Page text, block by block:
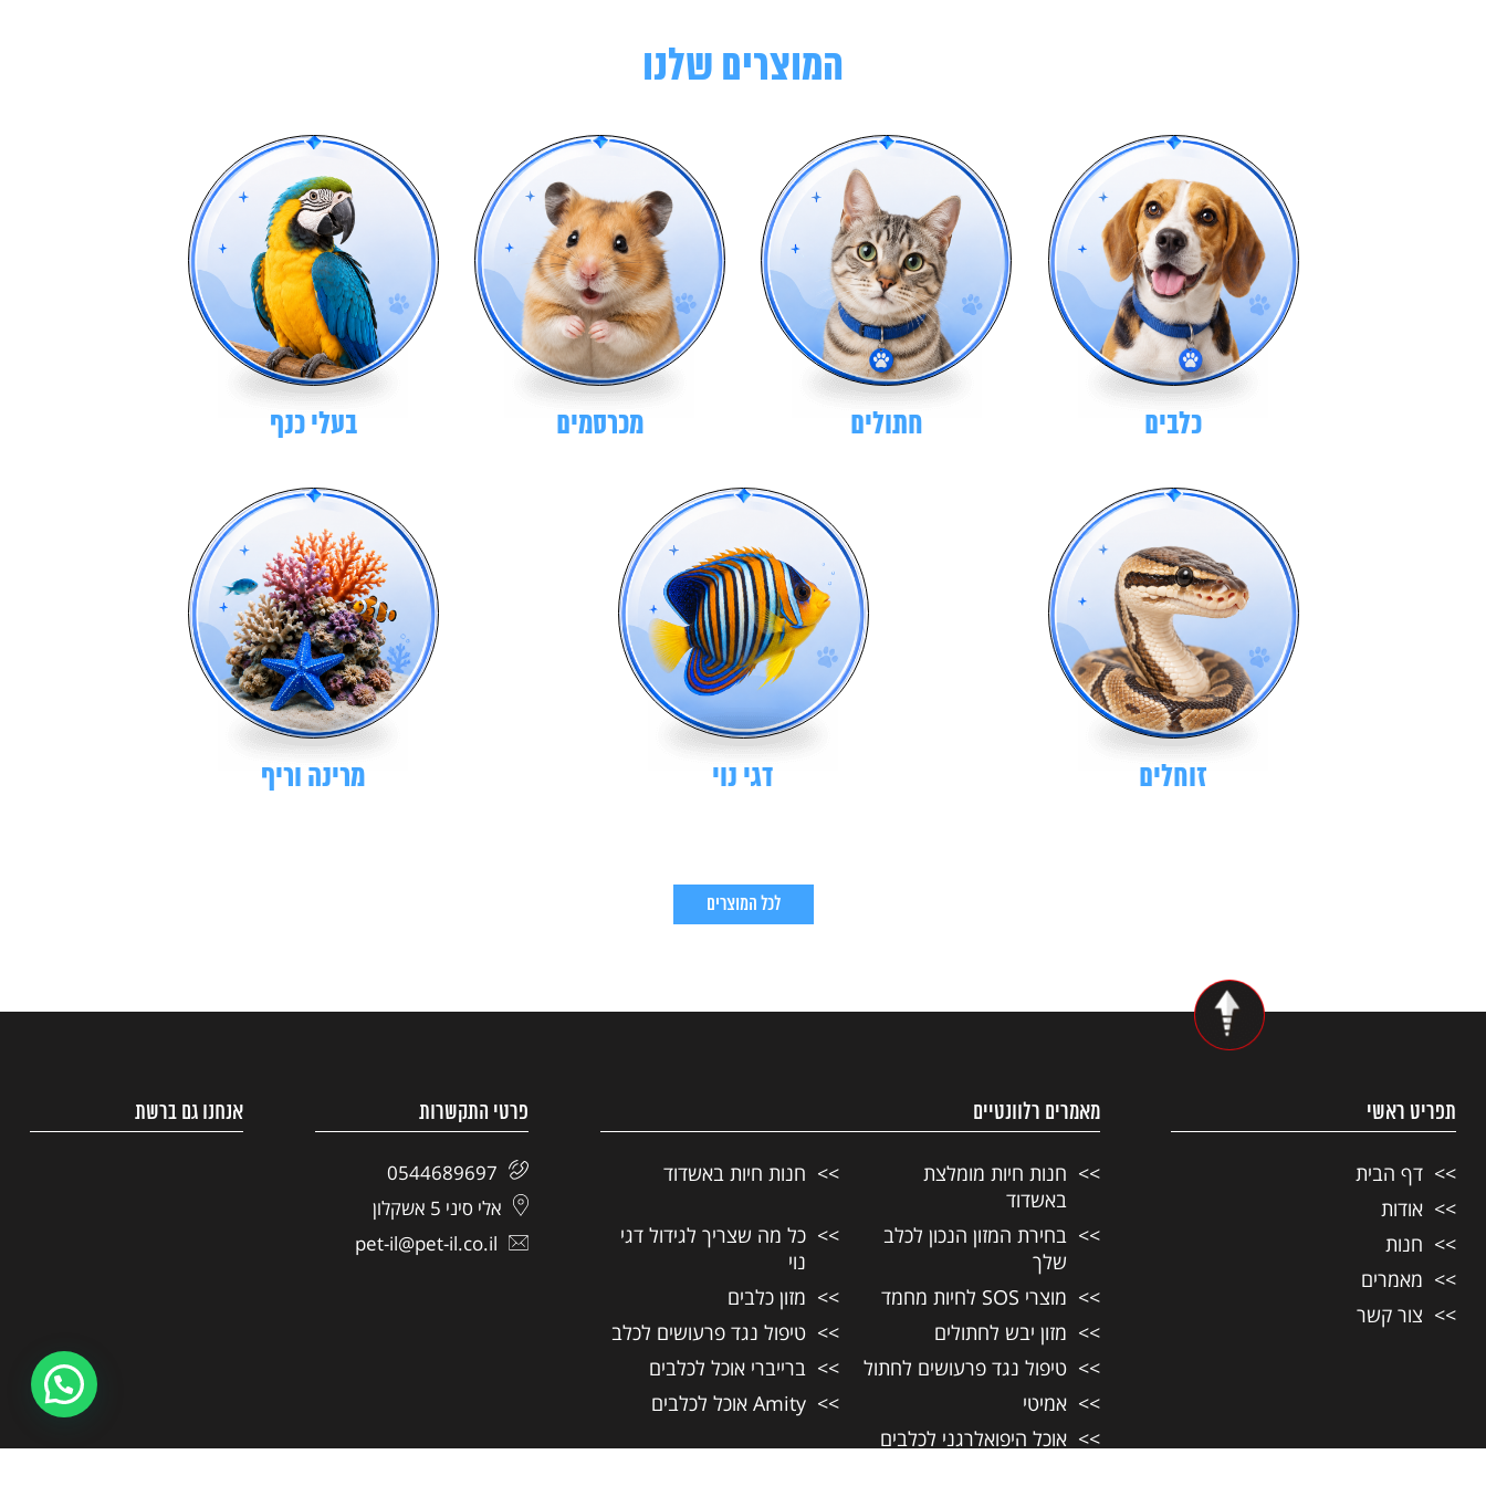
המוצרים שלנו
כלבים חתולים מכרסמים בעלי כנף
זוחלים דגי נוי מרינה וריף
לכל המוצרים
תפריט ראשי
דף הבית
אודות
חנות
מאמרים
צור קשר
מאמרים רלוונטיים
חנות חיות מומלצת
באשדוד
חנות חיות באשדוד
בחירת המזון הנכון לכלב
שלך
כל מה שצריך לגידול דגי
נוי
מוצרי SOS לחיות מחמד
מזון כלבים
מזון יבש לחתולים
טיפול נגד פרעושים לכלב
טיפול נגד פרעושים לחתול
ברייברי אוכל לכלבים
אמיטי
Amity אוכל לכלבים
אוכל היפואלרגני לכלבים
פרטי התקשרות
0544689697
אלי סיני 5 אשקלון
pet-il@pet-il.co.il
אנחנו גם ברשת